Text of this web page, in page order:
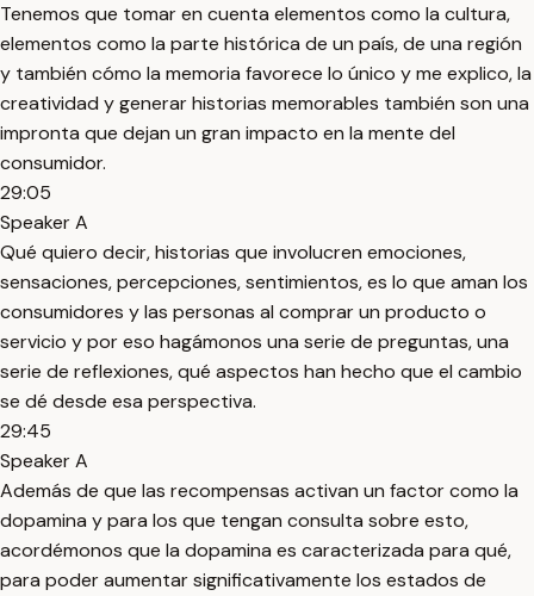
Tenemos que tomar en cuenta elementos como la cultura,
elementos como la parte histórica de un país, de una región
y también cómo la memoria favorece lo único y me explico, la
creatividad y generar historias memorables también son una
impronta que dejan un gran impacto en la mente del
consumidor.
29:05
Speaker A
Qué quiero decir, historias que involucren emociones,
sensaciones, percepciones, sentimientos, es lo que aman los
consumidores y las personas al comprar un producto o
servicio y por eso hagámonos una serie de preguntas, una
serie de reflexiones, qué aspectos han hecho que el cambio
se dé desde esa perspectiva.
29:45
Speaker A
Además de que las recompensas activan un factor como la
dopamina y para los que tengan consulta sobre esto,
acordémonos que la dopamina es caracterizada para qué,
para poder aumentar significativamente los estados de